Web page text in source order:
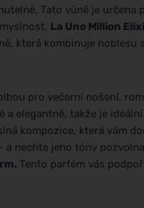
Tato vůně je
La Uno Million
která kombinuje noblesu
pro večerní nošení,
elegantně, takže je
kompozice, která vám
a nechte jeho tóny
Tento parfém vás